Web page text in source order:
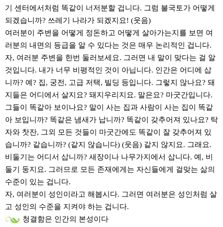
기 센터에서처럼 똑같이 너저분할 겁니다. 그럼 불국토가 어떻게
되겠습니까? 쓰레기 나라가 되겠지요! (웃음)
여러분이 주변을 어떻게 정돈하고 어떻게 살아가는지를 보면 여
러분의 내면의 등급을 알 수 있다는 것은 매우 논리적인 겁니다.
자, 여러분 주변을 한번 둘러보세요. 그러면 내 말이 맞다는 걸 알
것입니다. 내가 너무 비평적인 것이 아닙니다. 인간은 어디에 삽
니까? 예? 집, 궁전, 고급 저택, 빌딩 등입니다. 그렇지 않나요? 돼
지들은 어디에서 살지요? 돼지우리지요. 말은요? 마굿간입니다.
그들이 똑같아 보이나요? 말이 사는 집과 사람이 사는 집이 똑같
아 보입니까? 똑같은 냄새가 납니까? 똑같이 갖추어져 있나요? 탁
자와 찻잔, 그외 모든 것들이 마굿간에도 똑같이 잘 갖추어져 있
습니까? 같습니까? (같지 않습니다) (웃음) 같지 않지요. 그래요.
비둘기는 어디서 삽니까? 새장이나 나무가지에서 삽니다. 예, 비
둘기 둥지요. 그러므로 모든 존재에게는 자신들에게 걸맞는 삶의
수준이 있는 겁니다.
자, 여러분이 성인이라고 해봅시다. 그러면 여러분은 성인처럼 살
고 성인의 수준을 지켜야 하는 겁니다.
청결함은 인간의 본성이다